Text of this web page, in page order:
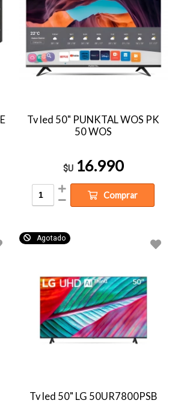
Tv led 50" PUNKTAL WOS PK
50 WOS
$U 16.990
Comprar
Agotado
Tv led 50" LG 50UR7800PSB